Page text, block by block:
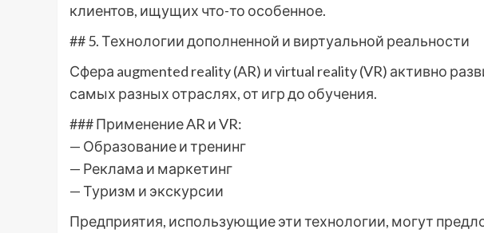
клиентов, ищущих что-то особенное.
## 5. Технологии дополненной и виртуальной реальности
Сфера augmented reality (AR) и virtual reality (VR) активно
самых разных отраслях, от игр до обучения.
### Применение AR и VR:
— Образование и тренинг
— Реклама и маркетинг
— Туризм и экскурсии
Предприятия, использующие эти технологии, могут